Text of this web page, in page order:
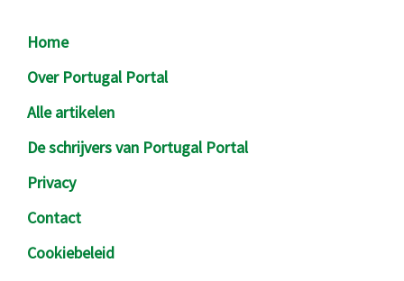
Footer
Home
Over Portugal Portal
Alle artikelen
De schrijvers van Portugal Portal
Privacy
Contact
Cookiebeleid